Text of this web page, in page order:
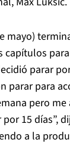
mayo)
capítulos
parar
parar para
pero
15 días”,
a la